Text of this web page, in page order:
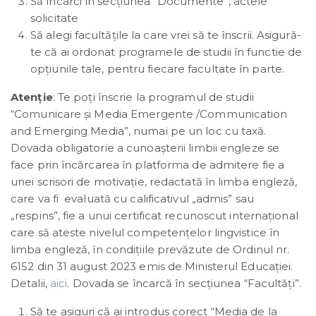
solicitate
Să alegi facultățile la care vrei să te înscrii. Asigură-
te că ai ordonat programele de studii în functie de
opțiunile tale, pentru fiecare facultate în parte.
Atenție: Te poți înscrie la programul de studii
“Comunicare și Media Emergente /Communication
and Emerging Media”, numai pe un loc cu taxă.
Dovada obligatorie a cunoașterii limbii engleze se
face prin încărcarea în platforma de admitere fie a
unei scrisori de motivație, redactată în limba engleză,
care va fi evaluată cu calificativul „admis” sau
„respins”, fie a unui certificat recunoscut internațional
care să ateste nivelul competențelor lingvistice în
limba engleză, în condițiile prevăzute de Ordinul nr.
6152 din 31 august 2023 emis de Ministerul Educației.
Detalii, aici. Dovada se încarcă în secțiunea “Facultăți”.
Să te asiguri că ai introdus corect “Media de la